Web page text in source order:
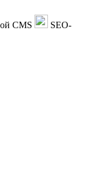
CMS
SEO-